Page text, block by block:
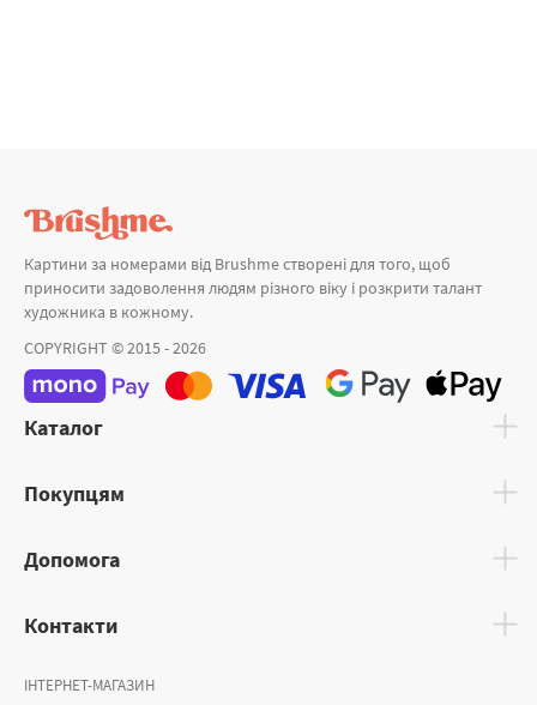
Картини за номерами від Brushme створені для того, щоб
приносити задоволення людям різного віку і розкрити талант
художника в кожному.
COPYRIGHT © 2015 - 2026
Каталог
Покупцям
Допомога
Контакти
ІНТЕРНЕТ-МАГАЗИН